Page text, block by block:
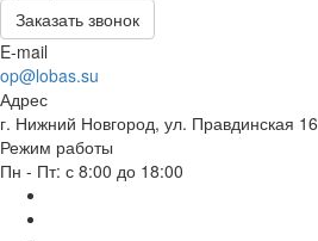
Заказать звонок
E-mail
op@lobas.su
Адрес
г. Нижний Новгород, ул. Правдинская 16
Режим работы
Пн - Пт: с 8:00 до 18:00